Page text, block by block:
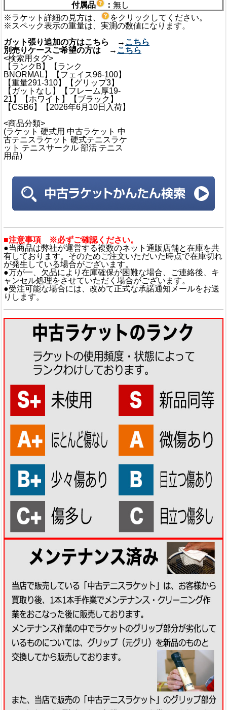
付属品
： 無し
※ラケット詳細の見方は、
をクリックしてください。
※スペック表示の重量は、実測の数値になります。
ガット張り追加の方はこちら → こちら
別売りケースご希望の方は → こちら
<検索用タグ>
【ランクB】【ランク
BNORMAL】【フェイス96-100】
【重量291-310】【グリップ3】
【ガットなし】【フレーム厚19-
21】【ホワイト】【ブラック】
【CSB6】【2026年6月10日入荷】
<商品分類>
(ラケット 硬式用 中古ラケット 中
古テニスラケット 硬式テニスラケ
ット テニスサークル 部活 テニス
用品)
■注意事項 ※必ずご確認ください。
●当商品は弊社が運営する複数のネット通販店舗と在庫を共
有しております。そのためご注文いただいた時点で在庫切れ
が発生している場合がございます。
●万が一、欠品により在庫確保が困難な場合、ご連絡後、キ
ャンセル処理をさせていただく場合がございます。
●受注可能な場合には、改めて正式な承諾通知メールをお送
りします。